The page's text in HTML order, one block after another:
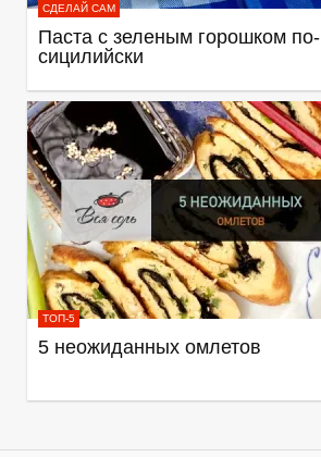
СДЕЛАЙ САМ
Паста с зеленым горошком по-
сицилийски
ТОП-5
5 неожиданных омлетов